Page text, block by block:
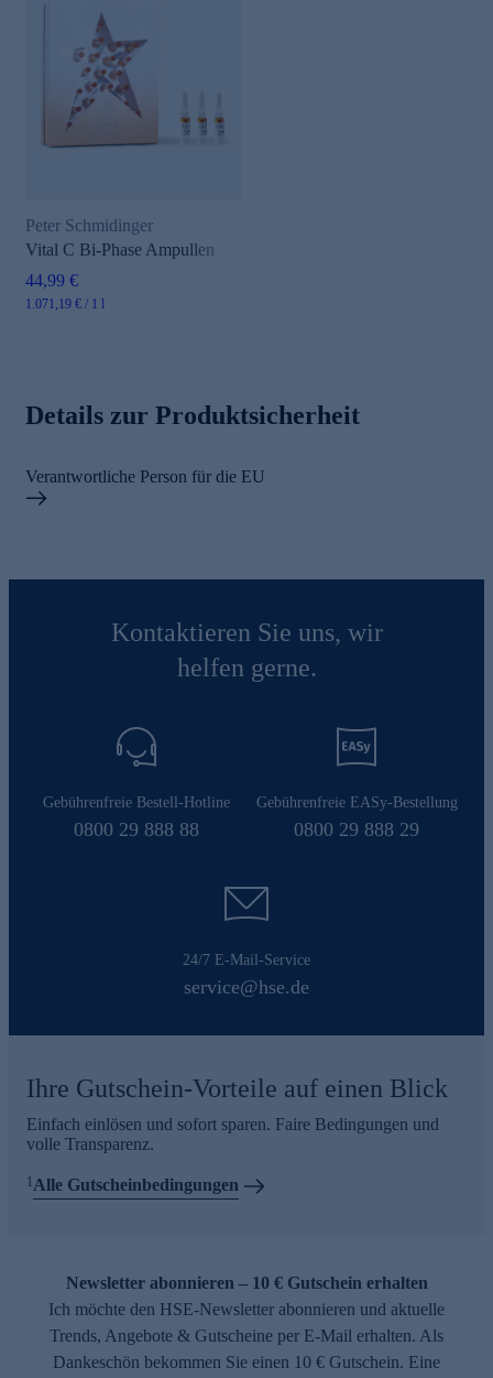
Peter Schmidinger
Vital C Bi-Phase Ampullen
44,99 €
1.071,19 € / 1 l
Details zur Produktsicherheit
Verantwortliche Person für die EU
Kontaktieren Sie uns, wir
helfen gerne.
Gebührenfreie Bestell-Hotline
0800 29 888 88
Gebührenfreie EASy-Bestellung
0800 29 888 29
24/7 E-Mail-Service
service@hse.de
Ihre Gutschein-Vorteile auf einen Blick
Einfach einlösen und sofort sparen. Faire Bedingungen und
volle Transparenz.
1Alle Gutscheinbedingungen
Newsletter abonnieren – 10 € Gutschein erhalten
Ich möchte den HSE-Newsletter abonnieren und aktuelle
Trends, Angebote & Gutscheine per E-Mail erhalten. Als
Dankeschön bekommen Sie einen 10 € Gutschein. Eine